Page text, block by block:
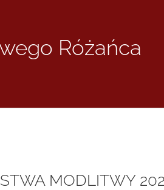
Różańca
MODLITWY